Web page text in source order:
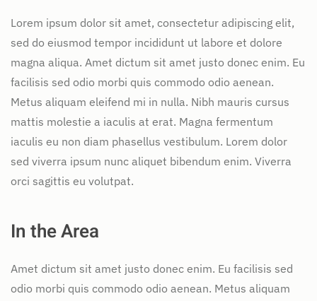
Lorem ipsum dolor sit amet, consectetur adipiscing elit,
sed do eiusmod tempor incididunt ut labore et dolore
magna aliqua. Amet dictum sit amet justo donec enim. Eu
facilisis sed odio morbi quis commodo odio aenean.
Metus aliquam eleifend mi in nulla. Nibh mauris cursus
mattis molestie a iaculis at erat. Magna fermentum
iaculis eu non diam phasellus vestibulum. Lorem dolor
sed viverra ipsum nunc aliquet bibendum enim. Viverra
orci sagittis eu volutpat.
In the Area
Amet dictum sit amet justo donec enim. Eu facilisis sed
odio morbi quis commodo odio aenean. Metus aliquam